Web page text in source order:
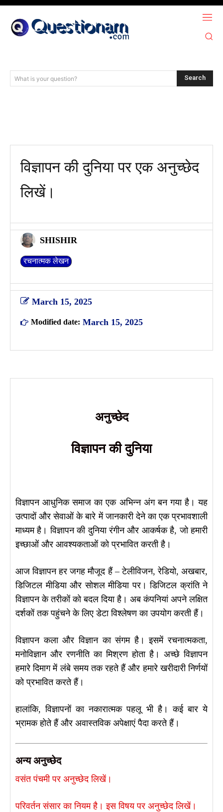
What is your question? Search
विज्ञापन की दुनिया पर एक अनुच्छेद
लिखें।
SHISHIR
रचनात्मक लेखन
March 15, 2025
Modified date: March 15, 2025
अनुच्छेद
विज्ञापन की दुनिया
विज्ञापन आधुनिक समाज का एक अभिन्न अंग बन गया है। यह
उत्पादों और सेवाओं के बारे में जानकारी देने का एक प्रभावशाली
माध्यम है। विज्ञापन की दुनिया रंगीन और आकर्षक है, जो हमारी
इच्छाओं और आवश्यकताओं को प्रभावित करती है।
आज विज्ञापन हर जगह मौजूद हैं – टेलीविजन, रेडियो, अखबार,
डिजिटल मीडिया और सोशल मीडिया पर। डिजिटल क्रांति ने
विज्ञापन के तरीकों को बदल दिया है। अब कंपनियां अपने लक्षित
दर्शकों तक पहुंचने के लिए डेटा विश्लेषण का उपयोग करती हैं।
विज्ञापन कला और विज्ञान का संगम है। इसमें रचनात्मकता,
मनोविज्ञान और रणनीति का मिश्रण होता है। अच्छे विज्ञापन
हमारे दिमाग में लंबे समय तक रहते हैं और हमारे खरीदारी निर्णयों
को प्रभावित करते हैं।
हालांकि, विज्ञापनों का नकारात्मक पहलू भी है। कई बार ये
भ्रामक होते हैं और अवास्तविक अपेक्षाएं पैदा करते हैं।
अन्य अनुच्छेद
वसंत पंचमी पर अनुच्छेद लिखें।
परिवर्तन संसार का नियम है। इस विषय पर अनुच्छेद लिखें।